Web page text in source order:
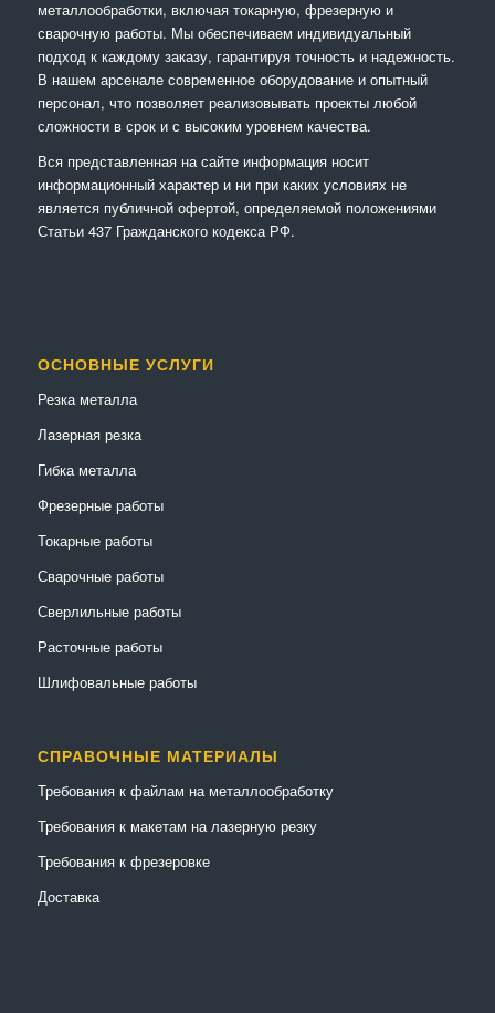
металлообработки, включая токарную, фрезерную и
сварочную работы. Мы обеспечиваем индивидуальный
подход к каждому заказу, гарантируя точность и надежность.
В нашем арсенале современное оборудование и опытный
персонал, что позволяет реализовывать проекты любой
сложности в срок и с высоким уровнем качества.
Вся представленная на сайте информация носит
информационный характер и ни при каких условиях не
является публичной офертой, определяемой положениями
Статьи 437 Гражданского кодекса РФ.
ОСНОВНЫЕ УСЛУГИ
Резка металла
Лазерная резка
Гибка металла
Фрезерные работы
Токарные работы
Сварочные работы
Сверлильные работы
Расточные работы
Шлифовальные работы
СПРАВОЧНЫЕ МАТЕРИАЛЫ
Требования к файлам на металлообработку
Требования к макетам на лазерную резку
Требования к фрезеровке
Доставка